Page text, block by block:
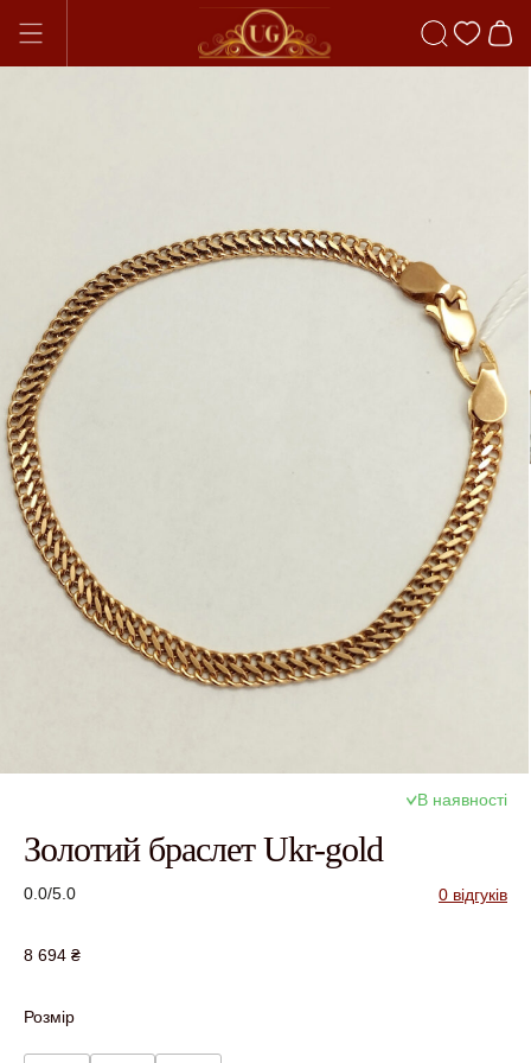
В наявності
Золотий браслет Ukr-gold
0.0/5.0 0 відгуків
8 694 ₴
Розмір